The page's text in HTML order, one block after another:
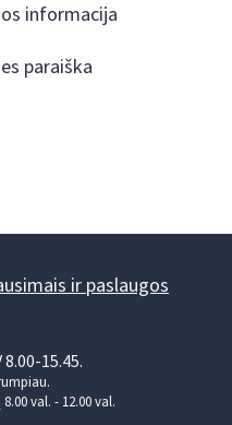
informacija
paraiška
ir paslaugos
15.45.
val. - 12.00 val.